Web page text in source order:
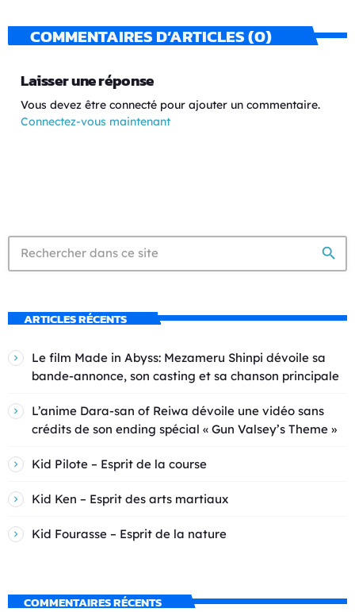
COMMENTAIRES D’ARTICLES (0)
Laisser une réponse
Vous devez être connecté pour ajouter un commentaire.
Connectez-vous maintenant
search
ARTICLES RÉCENTS
Le film Made in Abyss: Mezameru Shinpi dévoile sa
bande-annonce, son casting et sa chanson principale
L’anime Dara-san of Reiwa dévoile une vidéo sans
crédits de son ending spécial « Gun Valsey’s Theme »
Kid Pilote – Esprit de la course
Kid Ken – Esprit des arts martiaux
Kid Fourasse – Esprit de la nature
COMMENTAIRES RÉCENTS